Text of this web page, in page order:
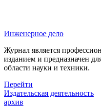
Инженерное дело
Журнал является
изданием и предназначен
области науки и техники.
Перейти
Издательская деятельность
архив